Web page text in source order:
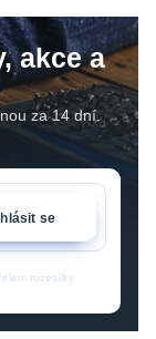
akce a
za 14 dní.
se
rozesílky